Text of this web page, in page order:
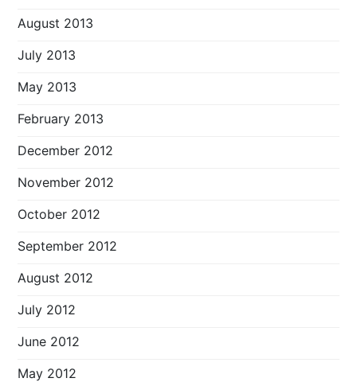
August 2013
July 2013
May 2013
February 2013
December 2012
November 2012
October 2012
September 2012
August 2012
July 2012
June 2012
May 2012